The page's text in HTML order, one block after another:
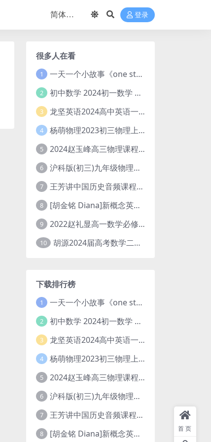
登录
很多人在看
1 一天一个小故事《one story a day》初中版 百度网盘分享下载
2 初中数学 2024初一数学 朱韬数学 S班春季下 A+班春季下 百度云网盘
3 龙坚英语2024高中英语一轮系统班(全国卷+北京卷)
4 杨萌物理2023初三物理上秋季A+班(视频+讲义) 百度网盘分享
5 2024赵玉峰高三物理课程24年高考物理一轮复习网课教程
6 沪科版(初三)九年级物理全一册网课教学视频全集(录播版 杜春雨 66讲)
7 王芳讲中国历史音频课程全集(上下五千年)
8 [胡金铭 Diana]新概念英语第1册教学视频课程(全集 百度网盘下载)
9 2022赵礼显高一数学必修一课程视频资源(秋季班 含讲义)百度网盘云
10 胡源2024届高考数学二轮寒假春季精讲 百度网盘分享
下载排行榜
1 一天一个小故事《one story a day》初中版 百度网盘分享下载
2 初中数学 2024初一数学 朱韬数学 S班春季下 A+班春季下 百度云网盘
3 龙坚英语2024高中英语一轮系统班(全国卷+北京卷)
4 杨萌物理2023初三物理上秋季A+班(视频+讲义) 百度网盘分享
5 2024赵玉峰高三物理课程24年高考物理一轮复习网课教程
6 沪科版(初三)九年级物理全一册网课教学视频全集(录播版 杜春雨 66讲)
7 王芳讲中国历史音频课程全集(上下五千年)
8 [胡金铭 Diana]新概念英语第1册教学视频课程(全集 百度网盘下载) 首页